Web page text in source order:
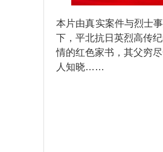
本片由真实案件与烈士
下，平北抗日英烈高传
情的红色家书，其父穷
人知晓……